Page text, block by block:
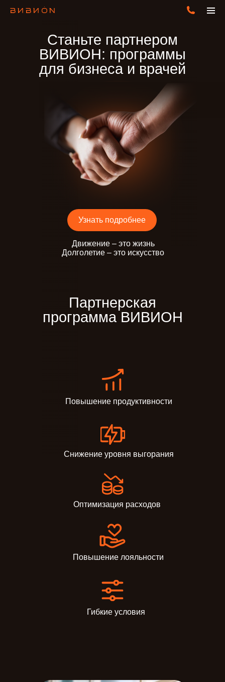
Станьте партнером
ВИВИОН: программы
для бизнеса и врачей
Узнать подробнее
Движение – это жизнь
Долголетие – это искусство
Партнерская
программа ВИВИОН
Снижение уровня выгорания
Оптимизация расходов
Повышение лояльности
Повышение продуктивности
Гибкие условия